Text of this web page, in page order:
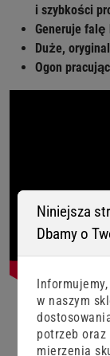
Niniejsza
Dbamy o
w naszym
potrzeb
mierzenia
i szybkości
Generuje
Duże,
Ogon